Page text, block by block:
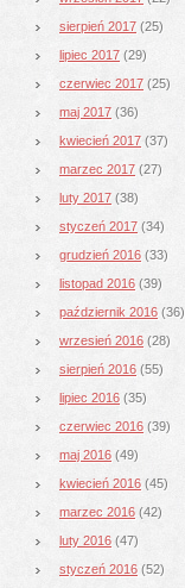
sierpień 2017 (25)
lipiec 2017 (29)
czerwiec 2017 (25)
maj 2017 (36)
kwiecień 2017 (37)
marzec 2017 (27)
luty 2017 (38)
styczeń 2017 (34)
grudzień 2016 (33)
listopad 2016 (39)
październik 2016 (36)
wrzesień 2016 (28)
sierpień 2016 (55)
lipiec 2016 (35)
czerwiec 2016 (39)
maj 2016 (49)
kwiecień 2016 (45)
marzec 2016 (42)
luty 2016 (47)
styczeń 2016 (52)